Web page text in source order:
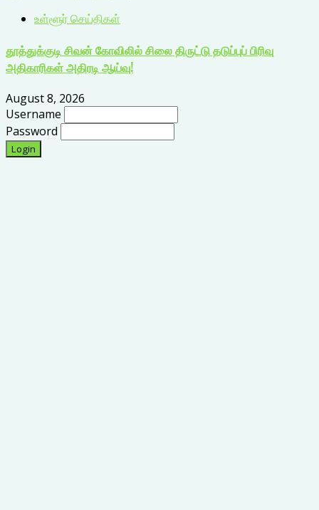
உள்ளூர் செய்திகள்
தூத்துக்குடி சிவன் கோவிலில் சிலை திருட்டு தடுப்புப் பிரிவு
அதிகாரிகள் அதிரடி ஆய்வு!
August 8, 2026
Username
Password